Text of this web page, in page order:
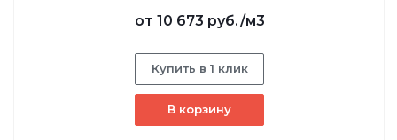
от 10 673 руб./м3
Купить в 1 клик
В корзину